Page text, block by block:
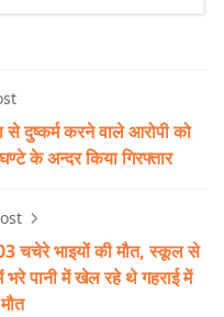
से दुष्कर्म करने वाले आरोपी को
के अन्दर किया गिरफ्तार
चचेरे भाइयों की मौत, स्कूल से
पानी में खेल रहे थे गहराई में